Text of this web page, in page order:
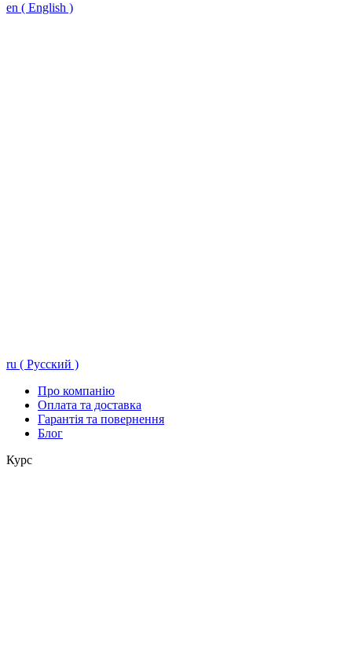
en ( English )
ru ( Русский )
Про компанію
Оплата та доставка
Гарантія та повернення
Блог
Курс